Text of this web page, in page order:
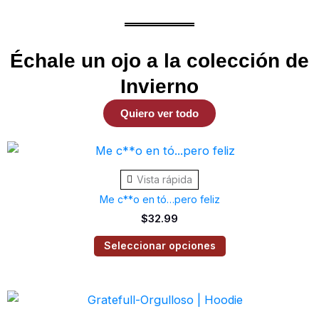
Échale un ojo a la colección de
Invierno
Quiero ver todo
Vista rápida
Me c**o en tó…pero feliz
$32.99
Seleccionar opciones
Este
pueden
Este